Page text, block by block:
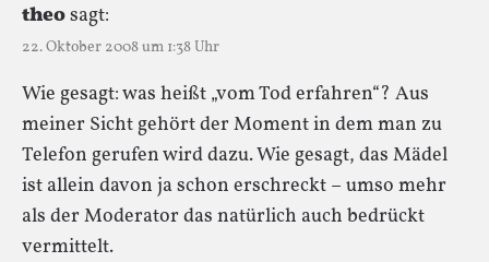
theosagt:
22. Oktober 2008 um 1:38 Uhr
Wie gesagt: was heißt „vom Tod erfahren“? Aus
meiner Sicht gehört der Moment in dem man zu
Telefon gerufen wird dazu. Wie gesagt, das Mädel
ist allein davon ja schon erschreckt – umso mehr
als der Moderator das natürlich auch bedrückt
vermittelt.